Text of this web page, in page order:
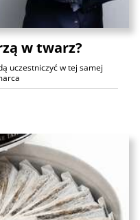
w twarz?
uczestniczyć w tej samej